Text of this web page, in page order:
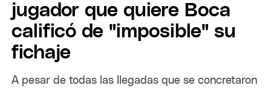
jugador que quiere Boca
calificó de "imposible" su
fichaje
A pesar de todas las llegadas que se concretaron